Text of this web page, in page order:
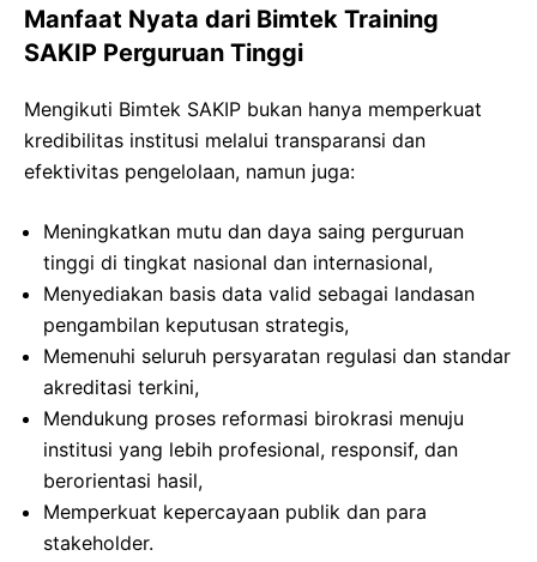
Manfaat Nyata dari Bimtek Training
SAKIP Perguruan Tinggi
Mengikuti Bimtek SAKIP bukan hanya memperkuat
kredibilitas institusi melalui transparansi dan
efektivitas pengelolaan, namun juga:
Meningkatkan mutu dan daya saing perguruan
tinggi di tingkat nasional dan internasional,
Menyediakan basis data valid sebagai landasan
pengambilan keputusan strategis,
Memenuhi seluruh persyaratan regulasi dan standar
akreditasi terkini,
Mendukung proses reformasi birokrasi menuju
institusi yang lebih profesional, responsif, dan
berorientasi hasil,
Memperkuat kepercayaan publik dan para
stakeholder.